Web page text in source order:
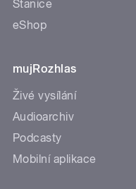
Stanice
eShop
mujRozhlas
Živé vysílání
Audioarchiv
Podcasty
Mobilní aplikace